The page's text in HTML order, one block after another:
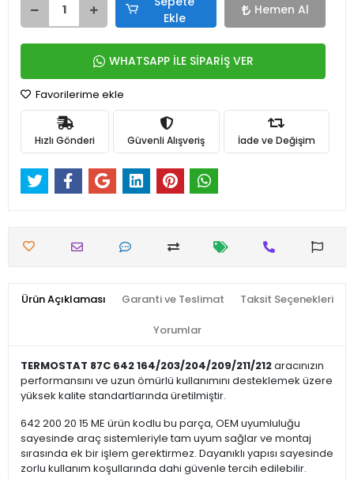
Ekle
Hemen Al
WHATSAPP İLE SİPARİŞ VER
Favorilerime ekle
Hızlı Gönderi Güvenli Alışveriş İade ve Değişim
Ürün Açıklaması Garanti ve Teslimat Taksit Seçenekleri
Yorumlar
TERMOSTAT 87C 642 164/203/204/209/211/212aracınızın
performansını ve uzun ömürlü kullanımını desteklemek üzere
yüksek kalite standartlarında üretilmiştir.
642 200 20 15 ME ürün kodlu bu parça, OEM uyumluluğu
sayesinde araç sistemleriyle tam uyum sağlar ve montaj
sırasında ek bir işlem gerektirmez. Dayanıklı yapısı sayesinde
zorlu kullanım koşullarında dahi güvenle tercih edilebilir.